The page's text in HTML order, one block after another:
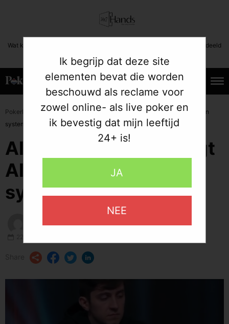
Ik begrijp dat deze site
elementen bevat die worden
beschouwd als reclame voor
zowel online- als live poker en
ik bevestig dat mijn leeftijd
24+ is!
JA
NEE
Wat kost gokken jou? Stop op tijd. 24+ | Deze boodschap mag niet gedeeld
worden met minderjarigen.
PokerListings » Artikelen »
Alex Foxen beschuldigt Ali Imsirovic van
systematisch bedrog
Alex Foxen beschuldigt
Ali Imsirovic van
systematisch bedrog